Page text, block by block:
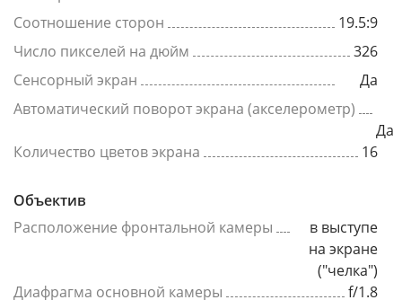
Соотношение сторон
19.5:9
Число пикселей на дюйм
326
Сенсорный экран
Да
Автоматический поворот экрана (акселерометр)
Да
Количество цветов экрана
16
Объектив
Расположение фронтальной камеры
в выступе
на экране
("челка")
Диафрагма основной камеры
f/1.8